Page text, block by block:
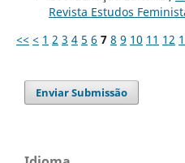
Revista Estudos
<< < 1 2 3 4 5 6 7 8 9 10 11 12
Enviar Submissão